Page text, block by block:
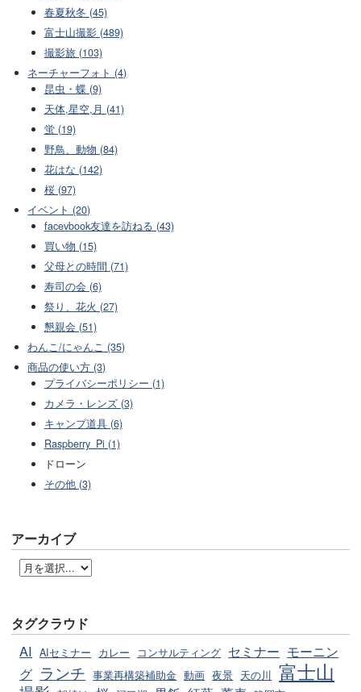
春夏秋冬 (45)
富士山撮影 (489)
撮影旅 (103)
ネーチャーフォト (4)
昆虫・蝶 (9)
天体,星空,月 (41)
蛍 (19)
野鳥、動物 (84)
花はな (142)
桜 (97)
イベント (20)
facevbook友達を訪ねる (43)
買い物 (15)
父母との時間 (71)
寿司の会 (6)
祭り、花火 (27)
懇親会 (51)
わんこ/にゃんこ (35)
商品の使い方 (3)
プライバシーポリシー (1)
カメラ・レンズ (3)
キャンプ道具 (6)
Raspberry_Pi (1)
ドローン
その他 (3)
アーカイブ
タグクラウド
AI AIセミナー カレー コンサルティング セミナー モーニン
グ ランチ 事業再構築補助金 動画 夜景 天の川 富士山